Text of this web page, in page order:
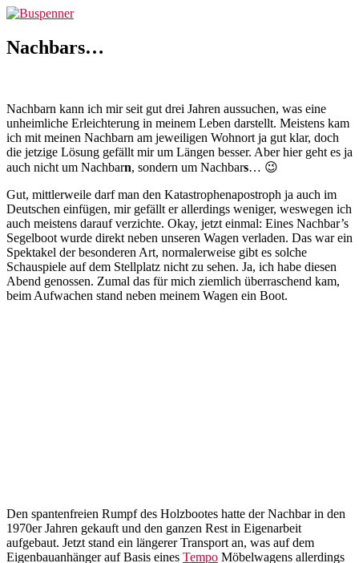
Zum
springen
Nachbars…
Nachbarn kann ich mir seit gut drei Jahren aussuchen, was eine
unheimliche Erleichterung in meinem Leben darstellt. Meistens kam
ich mit meinen Nachbarn am jeweiligen Wohnort ja gut klar, doch
die jetzige Lösung gefällt mir um Längen besser. Aber hier geht es ja
auch nicht um Nachbarn, sondern um Nachbars… 😉
Gut, mittlerweile darf man den Katastrophenapostroph ja auch im
Deutschen einfügen, mir gefällt er allerdings weniger, weswegen ich
auch meistens darauf verzichte. Okay, jetzt einmal: Eines Nachbar’s
Segelboot wurde direkt neben unseren Wagen verladen. Das war ein
Spektakel der besonderen Art, normalerweise gibt es solche
Schauspiele auf dem Stellplatz nicht zu sehen. Ja, ich habe diesen
Abend genossen. Zumal das für mich ziemlich überraschend kam,
beim Aufwachen stand neben meinem Wagen ein Boot.
Den spantenfreien Rumpf des Holzbootes hatte der Nachbar in den
1970er Jahren gekauft und den ganzen Rest in Eigenarbeit
aufgebaut. Jetzt stand ein längerer Transport an, was auf dem
Eigenbauanhänger auf Basis eines Tempo Möbelwagens allerdings